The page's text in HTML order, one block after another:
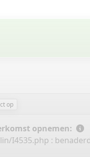
op
opnemen:
I4535.php :